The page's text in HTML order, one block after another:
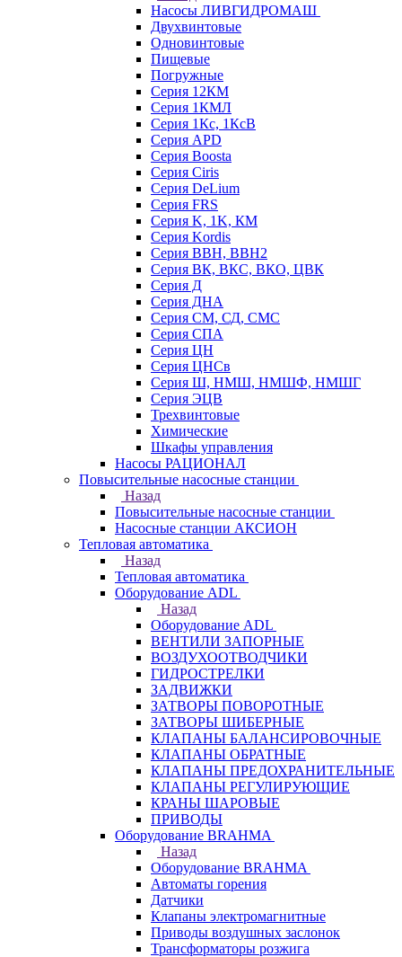
Насосы ЛИВГИДРОМАШ
Двухвинтовые
Одновинтовые
Пищевые
Погружные
Серия 12КМ
Серия 1КМЛ
Серия 1Кс, 1КсВ
Серия APD
Серия Boosta
Серия Ciris
Серия DeLium
Серия FRS
Серия K, 1K, КМ
Серия Kordis
Серия ВВН, ВВН2
Серия ВК, ВКС, ВКО, ЦВК
Серия Д
Серия ДНА
Серия СМ, СД, СМС
Серия СПА
Серия ЦН
Серия ЦНСв
Серия Ш, НМШ, НМШФ, НМШГ
Серия ЭЦВ
Трехвинтовые
Химические
Шкафы управления
Насосы РАЦИОНАЛ
Повысительные насосные станции
Назад
Повысительные насосные станции
Насосные станции АКСИОН
Тепловая автоматика
Назад
Тепловая автоматика
Оборудование ADL
Назад
Оборудование ADL
ВЕНТИЛИ ЗАПОРНЫЕ
ВОЗДУХООТВОДЧИКИ
ГИДРОСТРЕЛКИ
ЗАДВИЖКИ
ЗАТВОРЫ ПОВОРОТНЫЕ
ЗАТВОРЫ ШИБЕРНЫЕ
КЛАПАНЫ БАЛАНСИРОВОЧНЫЕ
КЛАПАНЫ ОБРАТНЫЕ
КЛАПАНЫ ПРЕДОХРАНИТЕЛЬНЫЕ
КЛАПАНЫ РЕГУЛИРУЮЩИЕ
КРАНЫ ШАРОВЫЕ
ПРИВОДЫ
Оборудование BRAHMA
Назад
Оборудование BRAHMA
Автоматы горения
Датчики
Клапаны электромагнитные
Приводы воздушных заслонок
Трансформаторы розжига